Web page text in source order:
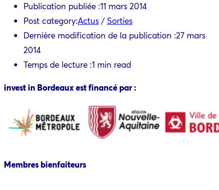
Publication publiée :11 mars 2014
Post category:Actus / Sorties
Dernière modification de la publication :27 mars
2014
Temps de lecture :1 min read
invest in Bordeaux est financé par :
Membres bienfaiteurs